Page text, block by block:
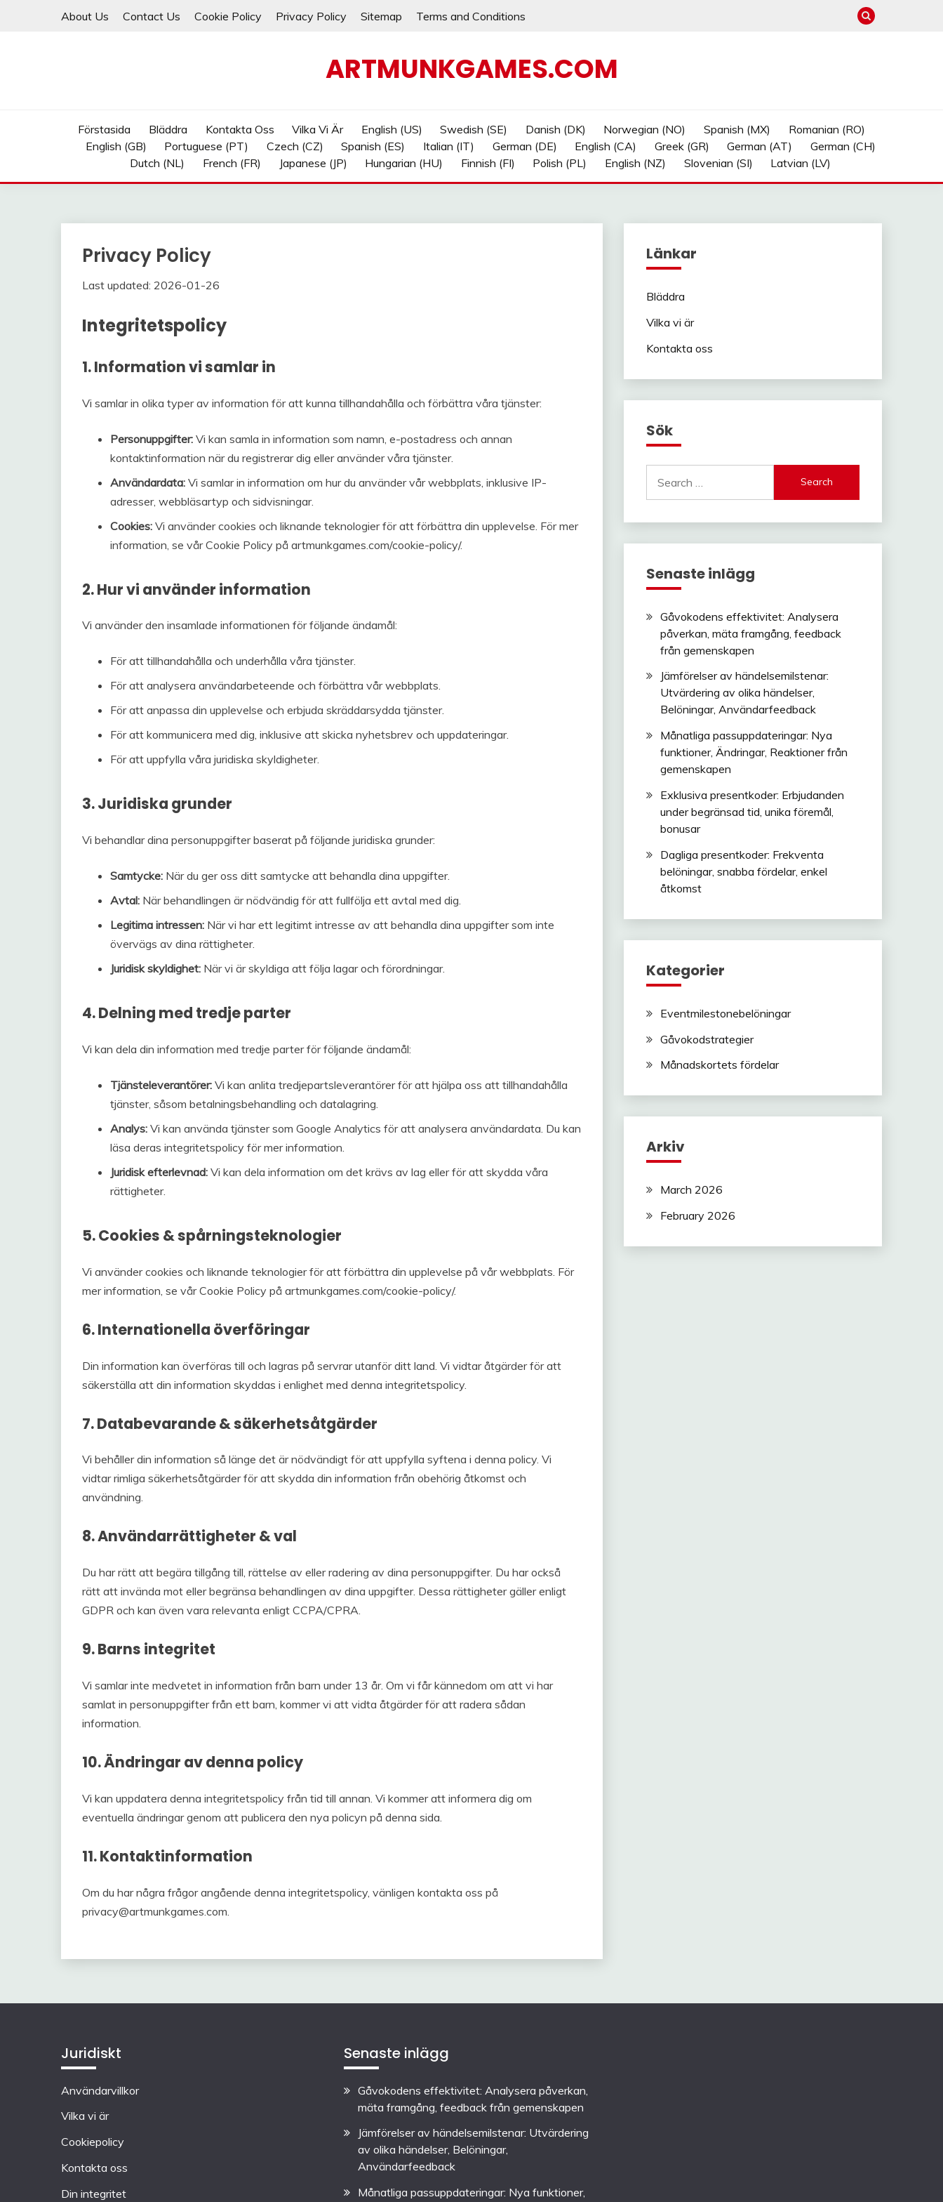
About Us Contact Us Cookie Policy Privacy Policy Sitemap Terms and Conditions
ARTMUNKGAMES.COM
Förstasida Bläddra Kontakta Oss Vilka Vi Är English (US) Swedish (SE) Danish (DK) Norwegian (NO) Spanish (MX)
Romanian (RO)
English (GB)
Portuguese (PT) Czech (CZ) Spanish (ES) Italian (IT) German (DE) English (CA) Greek (GR) German (AT)
German (CH)
Dutch (NL)
French (FR) Japanese (JP) Hungarian (HU) Finnish (FI) Polish (PL) English (NZ) Slovenian (SI) Latvian (LV)
Privacy Policy
Last updated: 2026-01-26
Integritetspolicy
1. Information vi samlar in
Vi samlar in olika typer av information för att kunna tillhandahålla och förbättra våra tjänster:
Personuppgifter: Vi kan samla in information som namn, e-postadress och annan
kontaktinformation när du registrerar dig eller använder våra tjänster.
Användardata: Vi samlar in information om hur du använder vår webbplats, inklusive IP-
adresser, webbläsartyp och sidvisningar.
Cookies: Vi använder cookies och liknande teknologier för att förbättra din upplevelse. För mer
information, se vår Cookie Policy på artmunkgames.com/cookie-policy/.
2. Hur vi använder information
Vi använder den insamlade informationen för följande ändamål:
För att tillhandahålla och underhålla våra tjänster.
För att analysera användarbeteende och förbättra vår webbplats.
För att anpassa din upplevelse och erbjuda skräddarsydda tjänster.
För att kommunicera med dig, inklusive att skicka nyhetsbrev och uppdateringar.
För att uppfylla våra juridiska skyldigheter.
3. Juridiska grunder
Vi behandlar dina personuppgifter baserat på följande juridiska grunder:
Samtycke: När du ger oss ditt samtycke att behandla dina uppgifter.
Avtal: När behandlingen är nödvändig för att fullfölja ett avtal med dig.
Legitima intressen: När vi har ett legitimt intresse av att behandla dina uppgifter som inte
övervägs av dina rättigheter.
Juridisk skyldighet: När vi är skyldiga att följa lagar och förordningar.
4. Delning med tredje parter
Vi kan dela din information med tredje parter för följande ändamål:
Tjänsteleverantörer: Vi kan anlita tredjepartsleverantörer för att hjälpa oss att tillhandahålla
tjänster, såsom betalningsbehandling och datalagring.
Analys: Vi kan använda tjänster som Google Analytics för att analysera användardata. Du kan
läsa deras integritetspolicy för mer information.
Juridisk efterlevnad: Vi kan dela information om det krävs av lag eller för att skydda våra
rättigheter.
5. Cookies & spårningsteknologier
Vi använder cookies och liknande teknologier för att förbättra din upplevelse på vår webbplats. För
mer information, se vår Cookie Policy på artmunkgames.com/cookie-policy/.
6. Internationella överföringar
Din information kan överföras till och lagras på servrar utanför ditt land. Vi vidtar åtgärder för att
säkerställa att din information skyddas i enlighet med denna integritetspolicy.
7. Databevarande & säkerhetsåtgärder
Vi behåller din information så länge det är nödvändigt för att uppfylla syftena i denna policy. Vi
vidtar rimliga säkerhetsåtgärder för att skydda din information från obehörig åtkomst och
användning.
8. Användarrättigheter & val
Du har rätt att begära tillgång till, rättelse av eller radering av dina personuppgifter. Du har också
rätt att invända mot eller begränsa behandlingen av dina uppgifter. Dessa rättigheter gäller enligt
GDPR och kan även vara relevanta enligt CCPA/CPRA.
9. Barns integritet
Vi samlar inte medvetet in information från barn under 13 år. Om vi får kännedom om att vi har
samlat in personuppgifter från ett barn, kommer vi att vidta åtgärder för att radera sådan
information.
10. Ändringar av denna policy
Vi kan uppdatera denna integritetspolicy från tid till annan. Vi kommer att informera dig om
eventuella ändringar genom att publicera den nya policyn på denna sida.
11. Kontaktinformation
Om du har några frågor angående denna integritetspolicy, vänligen kontakta oss på
privacy@artmunkgames.com
Länkar
Bläddra
Vilka vi är
Kontakta oss
Sök
for:
Senaste inlägg
Gåvokodens effektivitet: Analysera
påverkan, mäta framgång, feedback
från gemenskapen
Jämförelser av händelsemilstenar:
Utvärdering av olika händelser,
Belöningar, Användarfeedback
Månatliga passuppdateringar: Nya
funktioner, Ändringar, Reaktioner från
gemenskapen
Exklusiva presentkoder: Erbjudanden
under begränsad tid, unika föremål,
bonusar
Dagliga presentkoder: Frekventa
belöningar, snabba fördelar, enkel
åtkomst
Kategorier
Eventmilestonebelöningar
Gåvokodstrategier
Månadskortets fördelar
Arkiv
March 2026
February 2026
Juridiskt
Användarvillkor
Vilka vi är
Cookiepolicy
Kontakta oss
Din integritet
Senaste inlägg
Gåvokodens effektivitet: Analysera påverkan,
mäta framgång, feedback från gemenskapen
Jämförelser av händelsemilstenar: Utvärdering
av olika händelser, Belöningar,
Användarfeedback
Månatliga passuppdateringar: Nya funktioner,